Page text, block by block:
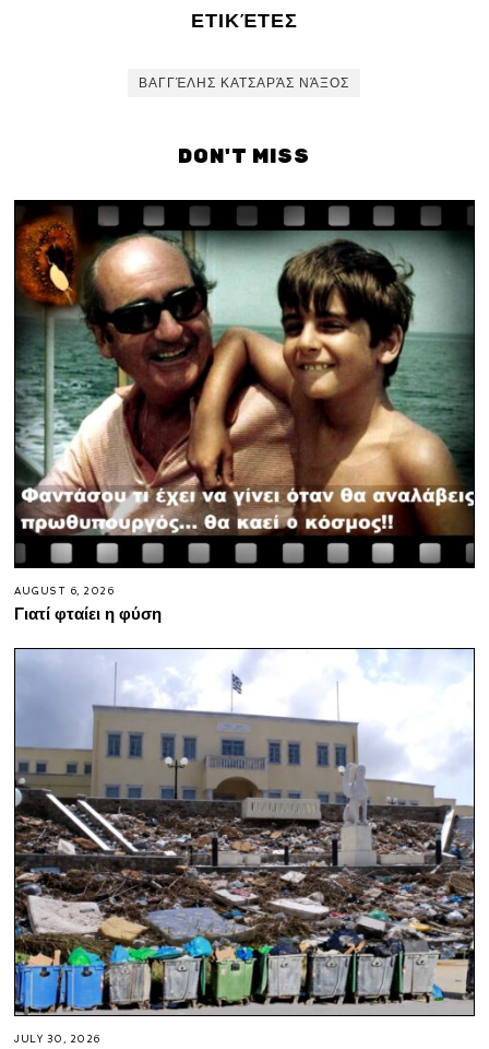
ΕΤΙΚΈΤΕΣ
ΒΑΓΓΈΛΗΣ ΚΑΤΣΑΡΆΣ ΝΆΞΟΣ
DON'T MISS
AUGUST 6, 2026
Γιατί φταίει η φύση
JULY 30, 2026